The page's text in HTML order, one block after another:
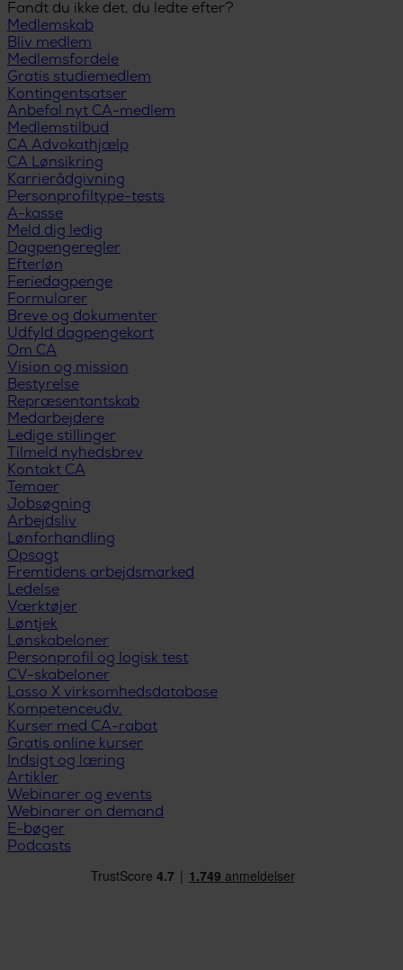
Fandt du ikke det, du ledte efter?
Medlemskab
Bliv medlem
Medlemsfordele
Gratis studiemedlem
Kontingentsatser
Anbefal nyt CA-medlem
Medlemstilbud
CA Advokathjælp
CA Lønsikring
Karrierådgivning
Personprofiltype-tests
A-kasse
Meld dig ledig
Dagpengeregler
Efterløn
Feriedagpenge
Formularer
Breve og dokumenter
Udfyld dagpengekort
Om CA
Vision og mission
Bestyrelse
Repræsentantskab
Medarbejdere
Ledige stillinger
Tilmeld nyhedsbrev
Kontakt CA
Temaer
Jobsøgning
Arbejdsliv
Lønforhandling
Opsagt
Fremtidens arbejdsmarked
Ledelse
Værktøjer
Løntjek
Lønskabeloner
Personprofil og logisk test
CV-skabeloner
Lasso X virksomhedsdatabase
Kompetenceudv.
Kurser med CA-rabat
Gratis online kurser
Indsigt og læring
Artikler
Webinarer og events
Webinarer on demand
E-bøger
Podcasts